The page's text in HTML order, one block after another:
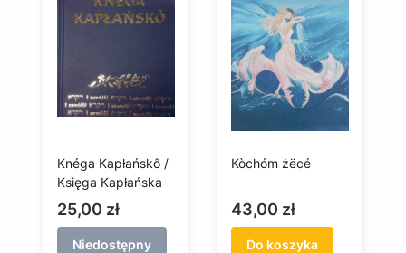
Knéga Kapłańskô /
Księga Kapłańska
Cena
25,00 zł
Niedostępny
Kòchóm żëcé
Cena
43,00 zł
Do koszyka